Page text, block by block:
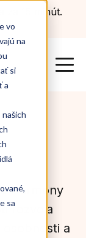
vo
na
si
a
sa
za 15 minút.
Harmony
rozvoja
osobnosti a